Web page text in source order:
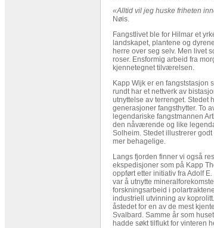
«Alltid vil jeg huske friheten
Nøis.
Fangstlivet ble for Hilmar et
landskapet, plantene og
herre over seg selv. Men livet
roser. Ensformig arbeid fra
kjennetegnet tilværelsen.
Kapp Wijk er en fangststasjon
rundt har et nettverk av
utnyttelse av terrenget. Stedet
generasjoner fangsthytter. To
legendariske fangstmannen
den nåværende og like
Solheim. Stedet illustrerer
mer behagelige.
Langs fjorden finner vi også
ekspedisjoner som på Kapp
oppført etter initiativ fra Adolf
var å utnytte
forskningsarbeid i
industriell utvinning av
åstedet for en av de mest
Svalbard. Samme år som
hadde søkt tilflukt for vinteren